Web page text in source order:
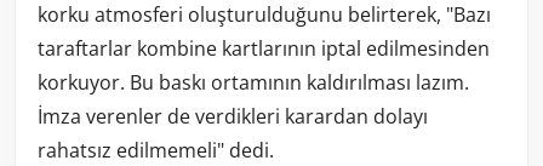
korku atmosferi oluşturulduğunu belirterek, "Bazı
taraftarlar kombine kartlarının iptal edilmesinden
korkuyor. Bu baskı ortamının kaldırılması lazım.
İmza verenler de verdikleri karardan dolayı
rahatsız edilmemeli" dedi.